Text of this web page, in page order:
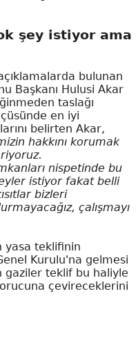
şey istiyor ama
bulunan
Başkanı Hulusi Akar
taslağı
en iyi
belirten Akar,
hakkını korumak
nispetinde bu
istiyor fakat belli
bizleri
çalışmayı
yasa teklifinin
Kurulu'na gelmesi
gaziler teklif bu haliyle
çevireceklerini